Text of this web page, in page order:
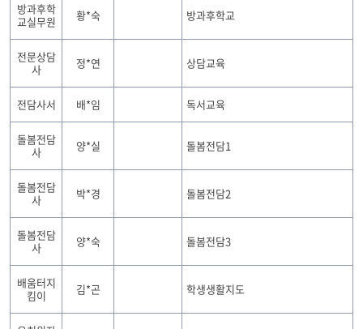
방과후학
교실무원
황*숙 방과후학교
전문상담
사
정*연 상담교육
전담사서 배*임 독서교육
돌봄전담
사
양*실 돌봄전담1
돌봄전담
사
박*경 돌봄전담2
돌봄전담
사
양*숙 돌봄전담3
배움터지
킴이
김*곤 학생생활지도